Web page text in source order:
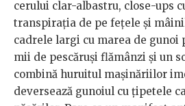
cerului clar-albastru, close-ups
transpirația de pe fețele și
cadrele largi cu marea de gunoi
mii de pescăruși flămânzi și un
combină huruitul mașinăriilor
deversează gunoiul cu țipetele